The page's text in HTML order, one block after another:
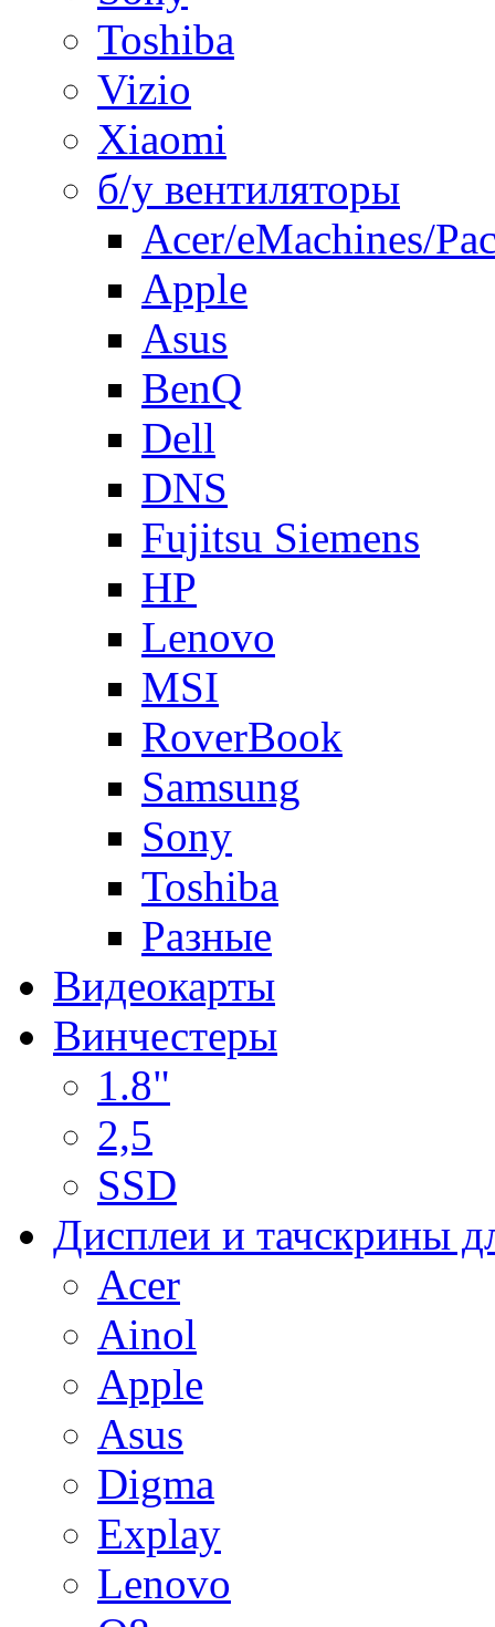
Toshiba
Vizio
Xiaomi
б/у вентиляторы
Acer/eMachines/
Apple
Asus
BenQ
Dell
DNS
Fujitsu Siemens
HP
Lenovo
MSI
RoverBook
Samsung
Sony
Toshiba
Разные
Видеокарты
Винчестеры
1.8"
2,5
SSD
Дисплеи и тачскрины
Acer
Ainol
Apple
Asus
Digma
Explay
Lenovo